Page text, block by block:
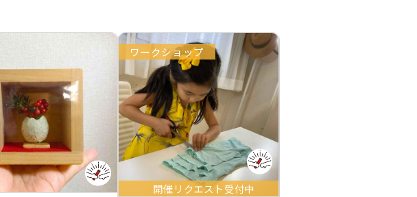
ワークショップ
開催リクエスト受付中